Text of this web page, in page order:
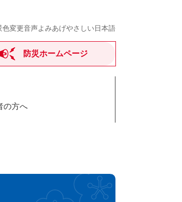
色変更音声よみあげやさしい日本語
防災ホームページ
の方へ